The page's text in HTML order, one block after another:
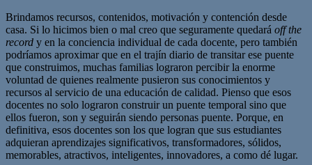
Brindamos recursos, contenidos, motivación y contención desde
casa. Si lo hicimos bien o mal creo que seguramente quedará off the
record y en la conciencia individual de cada docente, pero también
podríamos aproximar que en el trajín diario de transitar ese puente
que construimos, muchas familias lograron percibir la enorme
voluntad de quienes realmente pusieron sus conocimientos y
recursos al servicio de una educación de calidad. Pienso que esos
docentes no solo lograron construir un puente temporal sino que
ellos fueron, son y seguirán siendo personas puente. Porque, en
definitiva, esos docentes son los que logran que sus estudiantes
adquieran aprendizajes significativos, transformadores, sólidos,
memorables, atractivos, inteligentes, innovadores, a como dé lugar.